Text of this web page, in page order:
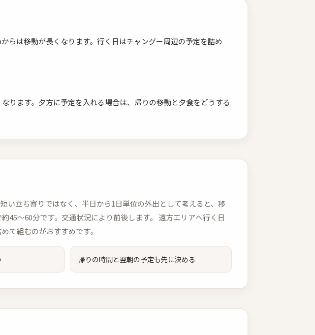
らは移動が長くなります。行く日はチャングー周辺の予定を詰め
ります。夕方に予定を入れる場合は、帰りの移動と夕食をどうする
い立ち寄りではなく、半日から1日単位の外出として考えると、移
45〜60分です。交通状況により前後します。 遠方エリアへ行く日
て組むのがおすすめです。
帰りの時間と翌朝の予定も先に決める